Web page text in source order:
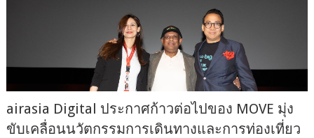
airasia Digital ประกาศก้าวต่อไปของ MOVE มุ่ง
ขับเคลื่อนนวัตกรรมการเดินทางและการท่องเที่ยว